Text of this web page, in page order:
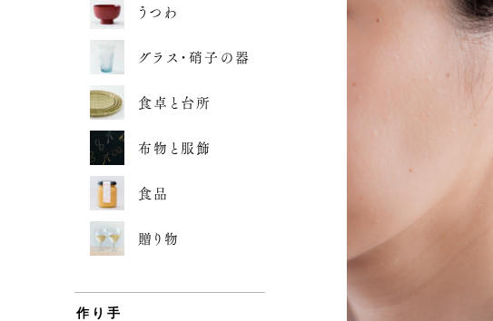
うつわ
グラス・硝子の器
食卓と台所
布物と服飾
食品
贈り物
作り手